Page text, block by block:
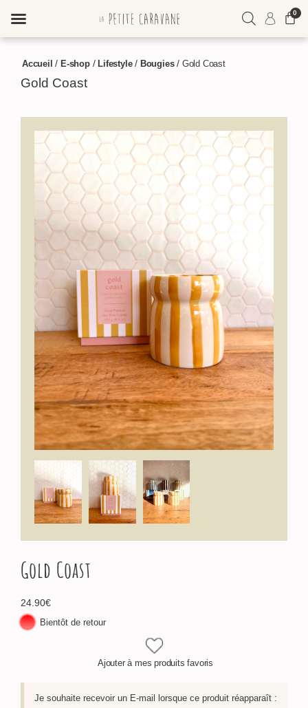
0
Accueil /E-shop/Lifestyle/ Bougies/ Gold Coast
Gold Coast
Gold Coast
24.90€
Bientôt de retour
Ajouter à mes produits favoris
Je souhaite recevoir un E-mail lorsque ce produit réapparaît :